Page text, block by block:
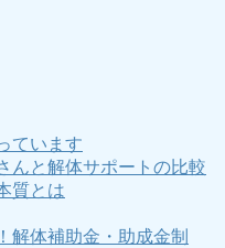
ています
と解体サポートの比較
質とは
解体補助金・助成金制